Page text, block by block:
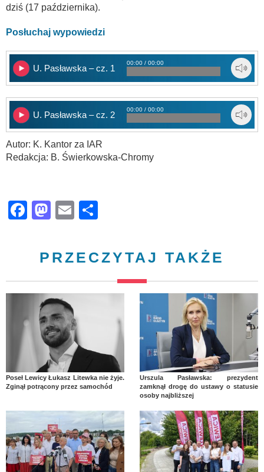
dziś (17 października).
Posłuchaj wypowiedzi
U. Pasławska – cz. 1
00:00 / 00:00
U. Pasławska – cz. 2
00:00 / 00:00
Autor: K. Kantor za IAR
Redakcja: B. Świerkowska-Chromy
Facebook
Mastodon
Email
PRZECZYTAJ TAKŻE
Poseł Lewicy Łukasz Litewka nie żyje.
Zginął potrącony przez samochód
Urszula Pasławska: prezydent
zamknął drogę do ustawy o statusie
osoby najbliższej